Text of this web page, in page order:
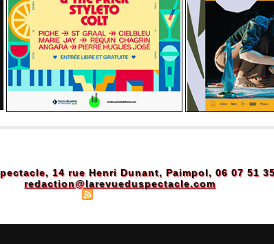
14 rue Henri Dunant, Paimpol, 06 07 51
redaction@larevueduspectacle.com